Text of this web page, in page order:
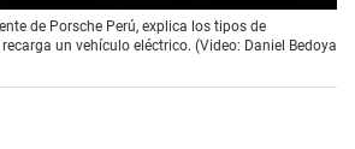
de Porsche Perú, explica los tipos de
un vehículo eléctrico. (Video: Daniel Bedoya